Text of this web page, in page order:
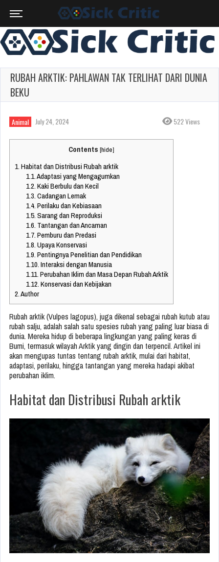
RUBAH ARKTIK: PAHLAWAN TAK TERLIHAT DARI DUNIA
BEKU
Animal July 24, 2024 522 Views
Contents [hide]
1.Habitat dan Distribusi Rubah arktik
1.1.Adaptasi yang Mengagumkan
1.2.Kaki Berbulu dan Kecil
1.3.Cadangan Lemak
1.4.Perilaku dan Kebiasaan
1.5.Sarang dan Reproduksi
1.6. Tantangan dan Ancaman
1.7.Pemburu dan Predasi
1.8.Upaya Konservasi
1.9.Pentingnya Penelitian dan Pendidikan
1.10.Interaksi dengan Manusia
1.11.Perubahan Iklim dan Masa Depan Rubah Arktik
1.12.Konservasi dan Kebijakan
2.Author
Rubah arktik (Vulpes lagopus), juga dikenal sebagai rubah kutub atau
rubah salju, adalah salah satu spesies rubah yang paling luar biasa di
dunia. Mereka hidup di beberapa lingkungan yang paling keras di
Bumi, termasuk wilayah Arktik yang dingin dan terpencil. Artikel ini
akan mengupas tuntas tentang rubah arktik, mulai dari habitat,
adaptasi, perilaku, hingga tantangan yang mereka hadapi akibat
perubahan iklim.
Habitat dan Distribusi Rubah arktik